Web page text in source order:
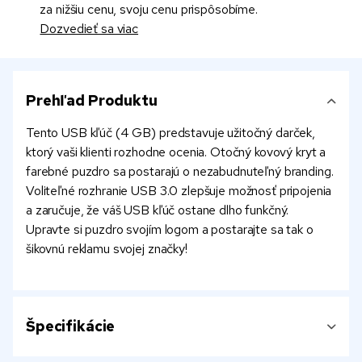
za nižšiu cenu, svoju cenu prispôsobíme.
Dozvedieť sa viac
Prehľad Produktu
Tento USB kľúč (4 GB) predstavuje užitočný darček,
ktorý vaši klienti rozhodne ocenia. Otočný kovový kryt a
farebné puzdro sa postarajú o nezabudnuteľný branding.
Voliteľné rozhranie USB 3.0 zlepšuje možnosť pripojenia
a zaručuje, že váš USB kľúč ostane dlho funkčný.
Upravte si puzdro svojím logom a postarajte sa tak o
šikovnú reklamu svojej značky!
Špecifikácie